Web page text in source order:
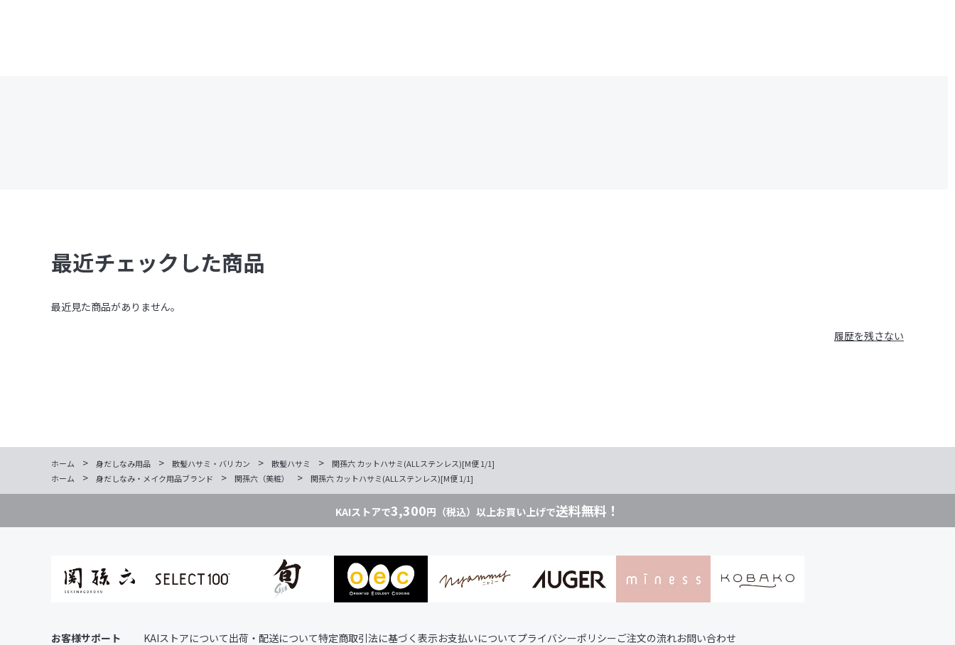
最近チェックした商品
最近見た商品がありません。
履歴を残さない
ホーム > 身だしなみ用品 > 散髪ハサミ・バリカン > 散髪ハサミ >
関孫六 カットハサミ(ALLステンレス)[M便 1/1]
ホーム
> 身だしなみ・メイク用品ブランド > 関孫六（美粧） > 関孫六 カットハサミ(ALLステンレス)[M便 1/1]
KAIストアで3,300円（税込）以上お買い上げで送料無料！
お客様サポート KAIストアについて出荷・配送について特定商取引法に基づく表示お支払いについてプライバシーポリシーご注文の流れお問い合わせ